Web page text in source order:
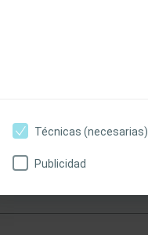
Técnicas (necesarias)
Publicidad
bolsa